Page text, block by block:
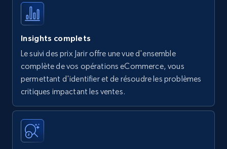
Insights complets
Le suivi des prix Jarir offre une vue d'ensemble
complète de vos opérations eCommerce, vous
permettant d'identifier et de résoudre les problèmes
critiques impactant les ventes.